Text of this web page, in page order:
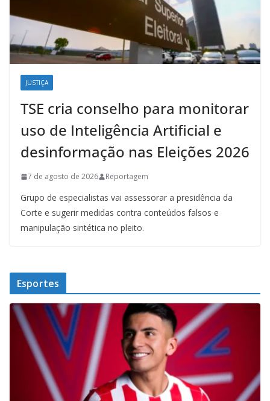
JUSTIÇA
TSE cria conselho para monitorar
uso de Inteligência Artificial e
desinformação nas Eleições 2026
7 de agosto de 2026 Reportagem
Grupo de especialistas vai assessorar a presidência da
Corte e sugerir medidas contra conteúdos falsos e
manipulação sintética no pleito.
Esportes